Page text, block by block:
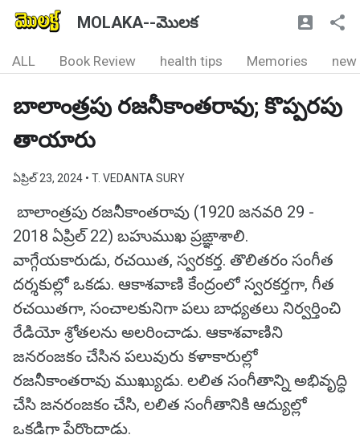
MOLAKA--మొలక
ALL Book Review health tips Memories new
బాలాంత్రపు రజనీకాంతరావు; కొప్పరపు
తాయారు
ఏప్రిల్ 23, 2024 • T. VEDANTA SURY
బాలాంత్రపు రజనీకాంతరావు (1920 జనవరి 29 -
2018 ఏప్రిల్ 22) బహుముఖ ప్రఙ్ఞాశాలి.
వాగ్గేయకారుడు, రచయిత, స్వరకర్త. తొలితరం సంగీత
దర్శకుల్లో ఒకడు. ఆకాశవాణి కేంద్రంలో స్వరకర్తగా, గీత
రచయితగా, సంచాలకునిగా పలు బాధ్యతలు నిర్వర్తించి
రేడియో శ్రోతలను అలరించాడు. ఆకాశవాణిని
జనరంజకం చేసిన పలువురు కళాకారుల్లో
రజనీకాంతరావు ముఖ్యుడు. లలిత సంగీతాన్ని అభివృద్ధి
చేసి జనరంజకం చేసి, లలిత సంగీతానికి ఆద్యుల్లో
ఒకడిగా పేరొందాడు.